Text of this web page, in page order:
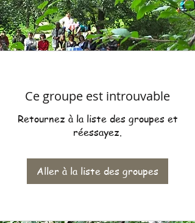
Ce groupe est introuvable
Retournez à la liste des groupes et
réessayez.
Aller à la liste des groupes